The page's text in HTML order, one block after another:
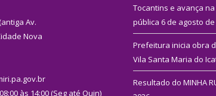
Av.
Nova
às 14:00 (Seg até Quin)
Tocantins e avança
pública 6 de agosto de
Prefeitura inicia obra
Vila Santa Maria do
Resultado do MINHA